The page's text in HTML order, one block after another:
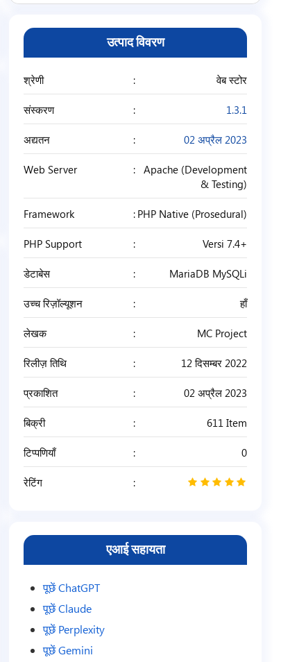
उत्पाद विवरण
श्रेणी वेब स्टोर
संस्करण 1.3.1
अद्यतन 02 अप्रैल 2023
Web Server
Apache (Development
& Testing)
Framework PHP Native (Prosedural)
PHP Support Versi 7.4+
डेटाबेस MariaDB MySQLi
उच्च रिज़ॉल्यूशन हाँ
लेखक MC Project
रिलीज़ तिथि 12 दिसम्बर 2022
प्रकाशित 02 अप्रैल 2023
बिक्री 611 Item
टिप्पणियाँ 0
रेटिंग
एआई सहायता
पूछें ChatGPT
पूछें Claude
पूछें Perplexity
पूछें Gemini